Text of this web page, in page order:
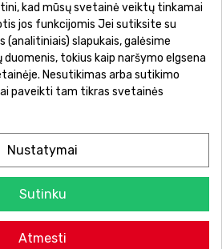
Prekių pristatymas
Atsiskaitymo būdai
kad mūsų svetainė veiktų tinkamai
jos funkcijomis Jei sutiksite su
slapukais, galėsime
tokius kaip naršymo elgsena
Nesutikimas arba sutikimo
paveikti tam tikras svetainės
Nustatymai
Sutinku
Atmesti